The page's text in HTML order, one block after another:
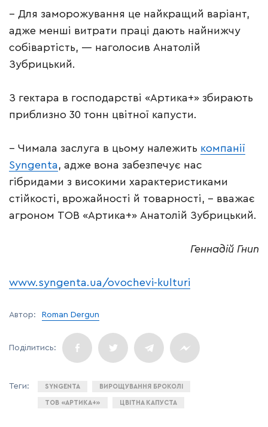
– Для заморожування це найкращий варіант,
адже менші витрати праці дають найнижчу
собівартість, — наголосив Анатолій
Зубрицький.
З гектара в господарстві «Артика+» збирають
приблизно 30 тонн цвітної капусти.
– Чимала заслуга в цьому належить компанії
Syngenta, адже вона забезпечує нас
гібридами з високими характеристиками
стійкості, врожайності й товарності, – вважає
агроном ТОВ «Артика+» Анатолій Зубрицький.
Геннадій Гнип
www.syngenta.ua/ovochevi-kulturi
Автор: Roman Dergun
SYNGENTA ВИРОЩУВАННЯ БРОКОЛІ
ТОВ «АРТИКА+» ЦВІТНА КАПУСТА